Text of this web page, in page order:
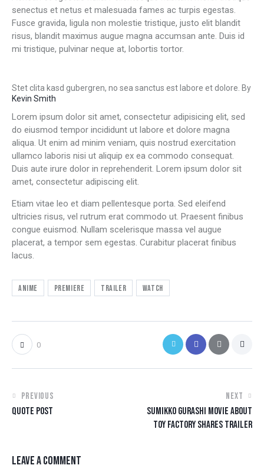
senectus et netus et malesuada fames ac turpis egestas.
Fusce gravida, ligula non molestie tristique, justo elit blandit
risus, blandit maximus augue magna accumsan ante. Duis id
mi tristique, pulvinar neque at, lobortis tortor.
Stet clita kasd gubergren, no sea sanctus est labore et dolore. By
Kevin Smith
Lorem ipsum dolor sit amet, consectetur adipisicing elit, sed
do eiusmod tempor incididunt ut labore et dolore magna
aliqua. Ut enim ad minim veniam, quis nostrud exercitation
ullamco laboris nisi ut aliquip ex ea commodo consequat.
Duis aute irure dolor in reprehenderit. Lorem ipsum dolor sit
amet, consectetur adipiscing elit.
Etiam vitae leo et diam pellentesque porta. Sed eleifend
ultricies risus, vel rutrum erat commodo ut. Praesent finibus
congue euismod. Nullam scelerisque massa vel augue
placerat, a tempor sem egestas. Curabitur placerat finibus
lacus.
Anime Premiere Trailer Watch
0
PREVIOUS
QUOTE POST
NEXT
SUMIKKO GURASHI MOVIE ABOUT
TOY FACTORY SHARES TRAILER
LEAVE A COMMENT